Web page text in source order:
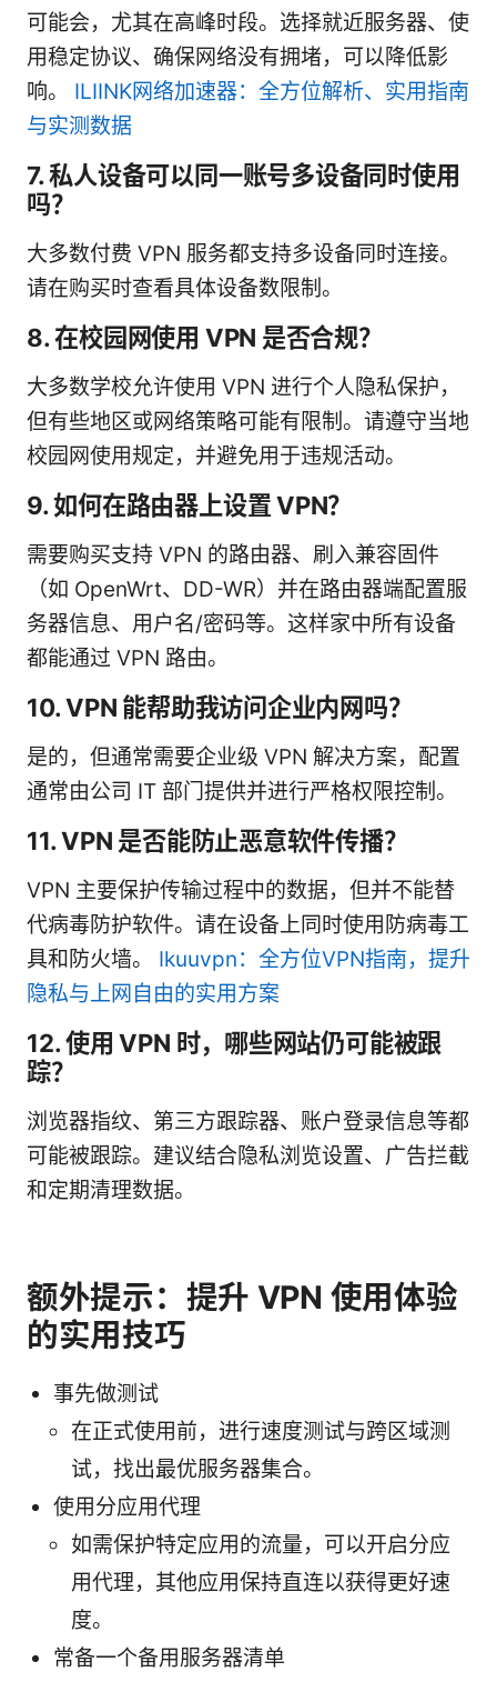
可能会，尤其在高峰时段。选择就近服务器、使
用稳定协议、确保网络没有拥堵，可以降低影
响。 ILIINK网络加速器：全方位解析、实用指南
与实测数据
7. 私人设备可以同一账号多设备同时使用
吗？
大多数付费 VPN 服务都支持多设备同时连接。
请在购买时查看具体设备数限制。
8. 在校园网使用 VPN 是否合规？
大多数学校允许使用 VPN 进行个人隐私保护，
但有些地区或网络策略可能有限制。请遵守当地
校园网使用规定，并避免用于违规活动。
9. 如何在路由器上设置 VPN？
需要购买支持 VPN 的路由器、刷入兼容固件
（如 OpenWrt、DD-WR）并在路由器端配置服
务器信息、用户名/密码等。这样家中所有设备
都能通过 VPN 路由。
10. VPN 能帮助我访问企业内网吗？
是的，但通常需要企业级 VPN 解决方案，配置
通常由公司 IT 部门提供并进行严格权限控制。
11. VPN 是否能防止恶意软件传播？
VPN 主要保护传输过程中的数据，但并不能替
代病毒防护软件。请在设备上同时使用防病毒工
具和防火墙。 Ikuuvpn：全方位VPN指南，提升
隐私与上网自由的实用方案
12. 使用 VPN 时，哪些网站仍可能被跟
踪？
浏览器指纹、第三方跟踪器、账户登录信息等都
可能被跟踪。建议结合隐私浏览设置、广告拦截
和定期清理数据。
额外提示：提升 VPN 使用体验
的实用技巧
事先做测试
在正式使用前，进行速度测试与跨区域测
试，找出最优服务器集合。
使用分应用代理
如需保护特定应用的流量，可以开启分应
用代理，其他应用保持直连以获得更好速
度。
常备一个备用服务器清单